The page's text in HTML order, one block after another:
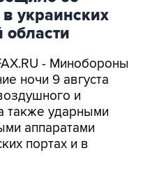
украинских
области
- Минобороны
ночи 9 августа
и
также ударными
аппаратами
портах и в